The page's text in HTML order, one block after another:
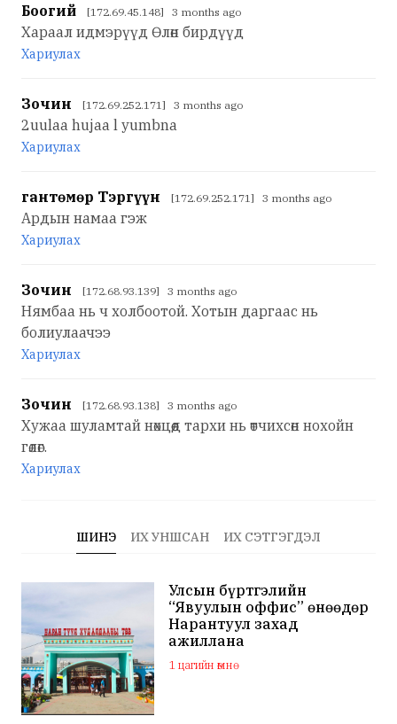
Боогий [172.69.45.148] 3 months ago
Хараал идмэрүүд Өлөн бирдүүд
Хариулах
Зочин [172.69.252.171] 3 months ago
2uulaa hujaa l yumbna
Хариулах
гантөмөр Тэргүүн [172.69.252.171] 3 months ago
Ардын намаа гэж
Хариулах
Зочин [172.68.93.139] 3 months ago
Нямбаа нь ч холбоотой. Хотын даргаас нь
болиулаачээ
Хариулах
Зочин [172.68.93.138] 3 months ago
Хужаа шуламтай нөхцөөд тархи нь өтчихсөн нохойн
гөлөг.
Хариулах
ШИНЭ ИХ УНШСАН ИХ СЭТГЭГДЭЛ
Улсын бүртгэлийн
“Явуулын оффис” өнөөдөр
Нарантуул захад
ажиллана
1 цагийн өмнө